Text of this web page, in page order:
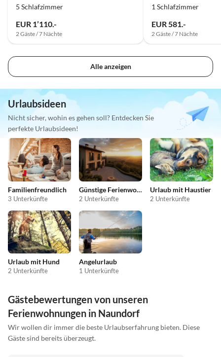
5 Schlafzimmer
EUR 1’110.-
2 Gäste / 7 Nächte
1 Schlafzimmer
EUR 581.-
2 Gäste / 7 Nächte
Alle anzeigen
Urlaubsideen
Nicht sicher, wohin es gehen soll? Entdecken Sie
perfekte Urlaubsideen!
Familienfreundlich
3 Unterkünfte
Günstige Ferienwohnungen
2 Unterkünfte
Urlaub mit Haustier
2 Unterkünfte
Urlaub mit Hund
2 Unterkünfte
Angelurlaub
1 Unterkünfte
Gästebewertungen von unseren
Ferienwohnungen in Naundorf
Wir wollen dir immer die beste Urlaubserfahrung bieten. Diese
Gäste sind bereits überzeugt.